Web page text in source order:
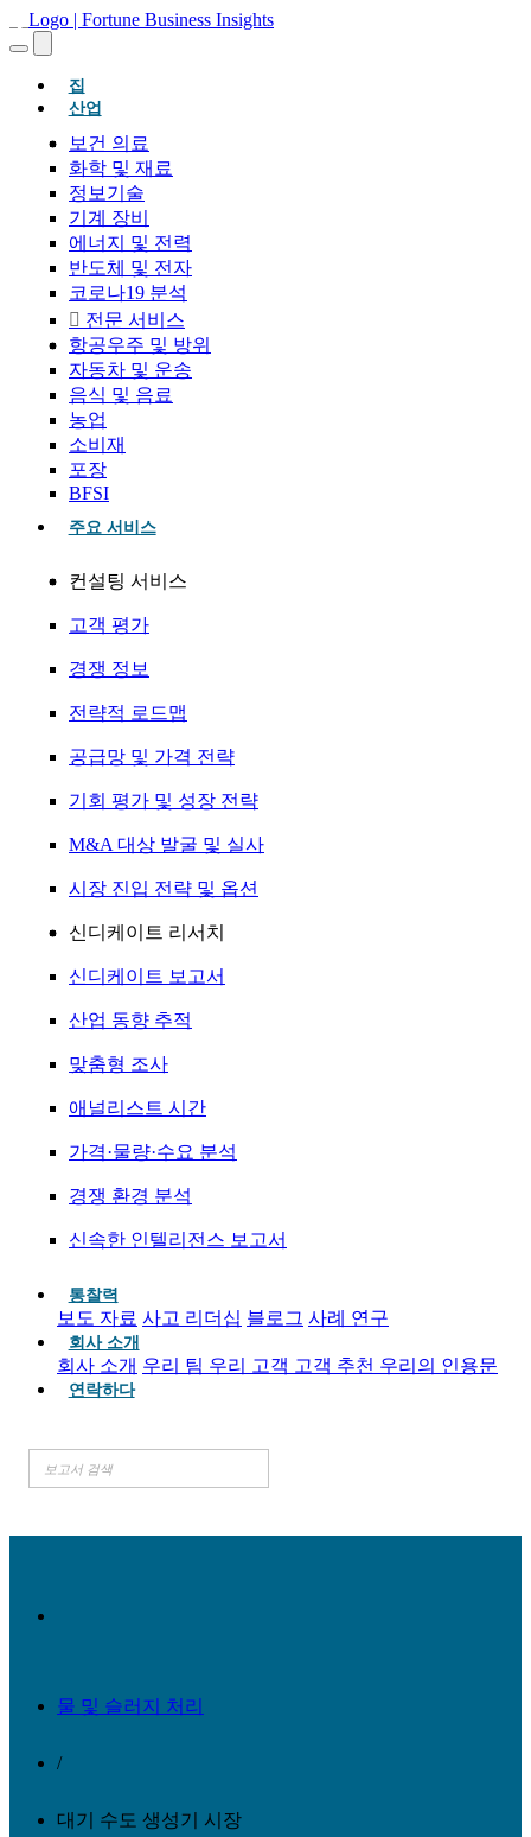
집(현재의)
산업
보건 의료
화학 및 재료
정보기술
기계 장비
에너지 및 전력
반도체 및 전자
코로나19 분석
전문 서비스
항공우주 및 방위
자동차 및 운송
음식 및 음료
농업
소비재
포장
BFSI
주요 서비스
컨설팅 서비스
고객 평가
경쟁 정보
전략적 로드맵
공급망 및 가격 전략
기회 평가 및 성장 전략
M&A 대상 발굴 및 실사
시장 진입 전략 및 옵션
신디케이트 리서치
신디케이트 보고서
산업 동향 추적
맞춤형 조사
애널리스트 시간
가격·물량·수요 분석
경쟁 환경 분석
신속한 인텔리전스 보고서
통찰력
보도 자료 사고 리더십 블로그 사례 연구
회사 소개
회사 소개 우리 팀 우리 고객 고객 추천 우리의 인용문
연락하다
물 및 슬러지 처리
/
대기 수도 생성기 시장